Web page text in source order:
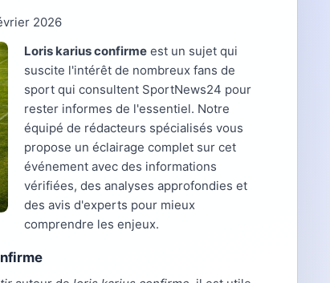
2026
Loris karius confirme est un sujet qui
suscite l'intérêt de nombreux fans de
sport qui consultent SportNews24 pour
rester informes de l'essentiel. Notre
équipé de rédacteurs spécialisés vous
propose un éclairage complet sur cet
événement avec des informations
vérifiées, des analyses approfondies et
des avis d'experts pour mieux
comprendre les enjeux.